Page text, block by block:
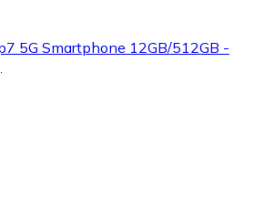
5G Smartphone 12GB/512GB -